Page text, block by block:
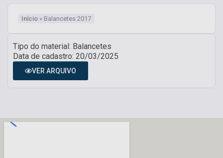
Início » Balancetes 2017
Tipo do material: Balancetes
Data de cadastro: 20/03/2025
VER ARQUIVO